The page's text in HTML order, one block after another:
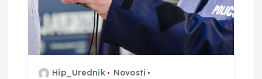
Hip_Urednik
Novosti